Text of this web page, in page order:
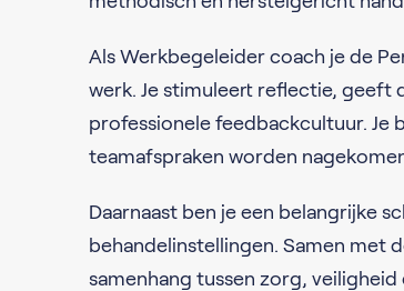
Als Werkbegeleider coach je de
werk. Je stimuleert reflectie, geeft
professionele feedbackcultuur. Je
teamafspraken worden
Daarnaast ben je een belangrijke
behandelinstellingen. Samen met
samenhang tussen zorg,